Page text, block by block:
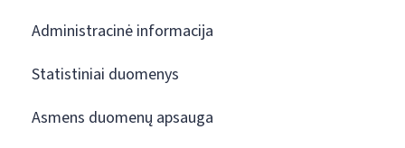
Administracinė informacija
Statistiniai duomenys
Asmens duomenų apsauga